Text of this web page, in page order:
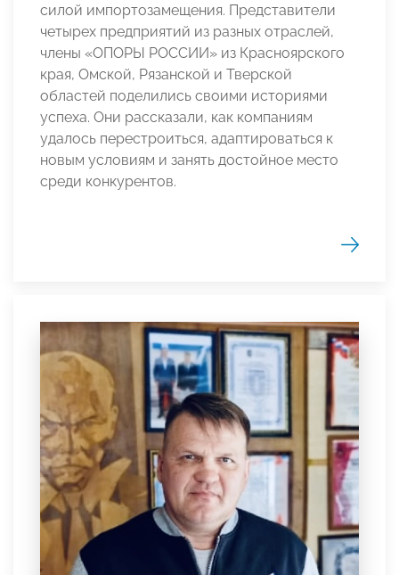
силой импортозамещения. Представители
четырех предприятий из разных отраслей,
члены «ОПОРЫ РОССИИ» из Красноярского
края, Омской, Рязанской и Тверской
областей поделились своими историями
успеха. Они рассказали, как компаниям
удалось перестроиться, адаптироваться к
новым условиям и занять достойное место
среди конкурентов.